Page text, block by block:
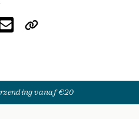
vanaf €20